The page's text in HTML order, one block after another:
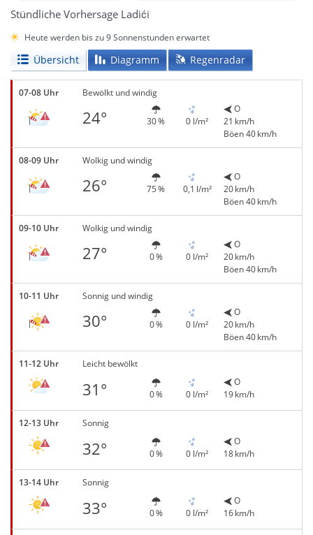
Stündliche Vorhersage Ladići
Heute werden bis zu 9 Sonnenstunden erwartet
Übersicht Diagramm Regenradar
07-08 Uhr Bewölkt und windig
24° 30 % 0 l/m²
O
21 km/h
Böen 40 km/h
08-09 Uhr Wolkig und windig
26° 75 % 0,1 l/m²
O
20 km/h
Böen 40 km/h
09-10 Uhr Wolkig und windig
27° 0 % 0 l/m²
O
20 km/h
Böen 40 km/h
10-11 Uhr Sonnig und windig
30° 0 % 0 l/m²
O
20 km/h
Böen 40 km/h
11-12 Uhr Leicht bewölkt
31° 0 % 0 l/m²
O
19 km/h
12-13 Uhr Sonnig
32° 0 % 0 l/m²
O
18 km/h
13-14 Uhr Sonnig
33° 0 % 0 l/m²
O
16 km/h